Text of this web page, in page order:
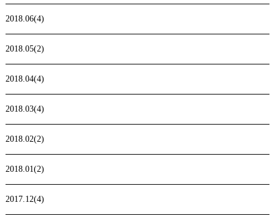
2018.06(4)
2018.05(2)
2018.04(4)
2018.03(4)
2018.02(2)
2018.01(2)
2017.12(4)